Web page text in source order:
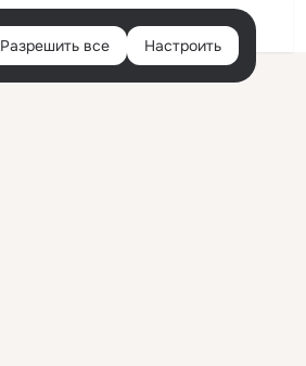
Войти
Разрешить все Настроить